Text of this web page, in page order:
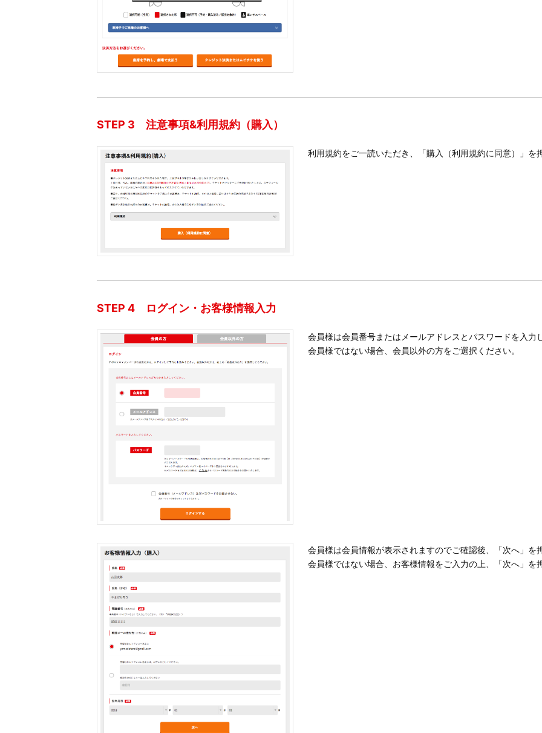
STEP 3 注意事項&利用規約（購入）
利用規約をご一読いただき、「購入（利用規約に同意）」を
STEP 4 ログイン・お客様情報入力
会員様は会員番号またはメールアドレスとパスワードを入力
会員様ではない場合、会員以外の方をご選択ください。
会員様は会員情報が表示されますのでご確認後、「次へ」を
会員様ではない場合、お客様情報をご入力の上、「次へ」を